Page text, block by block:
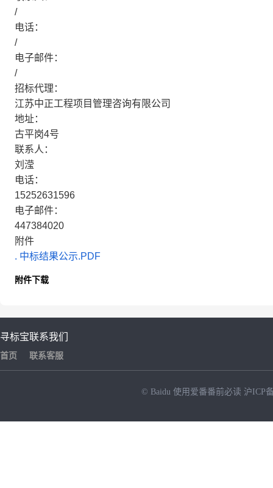
/
电话：
/
电子邮件：
/
招标代理：
江苏中正工程项目管理咨询有限公司
地址：
古平岗4号
联系人：
刘滢
电话：
15252631596
电子邮件：
447384020
附件
. 中标结果公示.PDF
附件下载
寻标宝
首页
联系我们
联系客服
© Baidu 使用爱番番前必读 沪ICP